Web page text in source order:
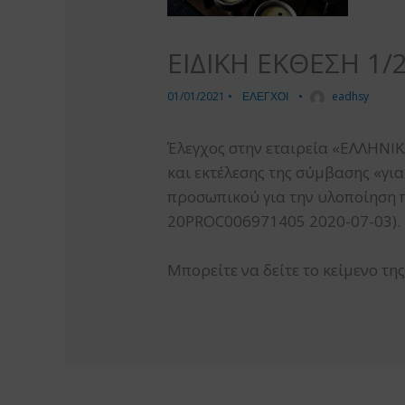
ΕΙΔΙΚΗ ΕΚΘΕΣΗ 1/
01/01/2021 • ΕΛΕΓΧΟΙ • eadhsy
Έλεγχος στην εταιρεία
και εκτέλεσης της σύμβασης
προσωπικού για την
20PROC006971405 2020-07-03).
Μπορείτε να δείτε το κείμενο